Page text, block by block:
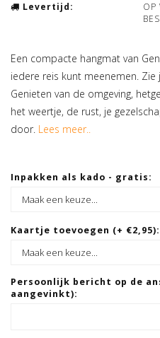
Levertijd:
OP
Een compacte hangmat van
iedere reis kunt meenemen. Zie
Genieten van de omgeving,
het weertje, de rust, je
door. Lees meer..
Inpakken als kado - gratis:
Kaartje toevoegen (+ €2,95):
Persoonlijk bericht op de
aangevinkt):